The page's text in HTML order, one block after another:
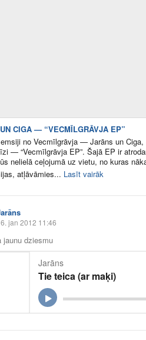
CIGA — “VECMĪLGRĀVJA EP”
no Vecmīlgrāvja — Jarāns un
— “Vecmīlgrāvja EP”. Šajā EP ir
nelielā ceļojumā uz vietu, no kuras
atļāvāmies... Lasīt vairāk
jan 2012 11:46
jaunu dziesmu
Jarāns
Tie teica (ar maķi)